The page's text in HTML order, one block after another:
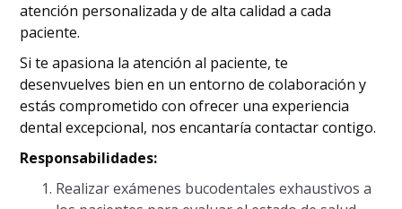
atención personalizada y de alta calidad a cada
paciente.
Si te apasiona la atención al paciente, te
desenvuelves bien en un entorno de colaboración y
estás comprometido con ofrecer una experiencia
dental excepcional, nos encantaría contactar contigo.
Responsabilidades:
Realizar exámenes bucodentales exhaustivos a